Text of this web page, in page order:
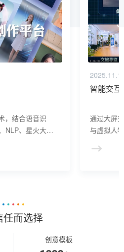
，结合语音识
NLP、星火大模
多场景虚拟人产
智能交互
通过大屏
与虚拟人
景，可广
任而选择
创意模板